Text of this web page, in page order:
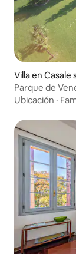
Villa en Casale
Parque de
Ubicación ·